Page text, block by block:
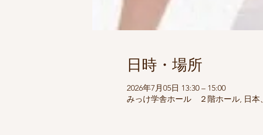
日時・場所
2026年7月05日 13:30 – 15:00
みっけ学舎ホール ２階ホール, 日本